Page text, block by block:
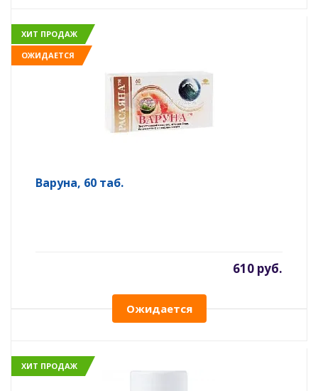
ХИТ ПРОДАЖ
ОЖИДАЕТСЯ
Варуна, 60 таб.
610 руб.
Ожидается
ХИТ ПРОДАЖ